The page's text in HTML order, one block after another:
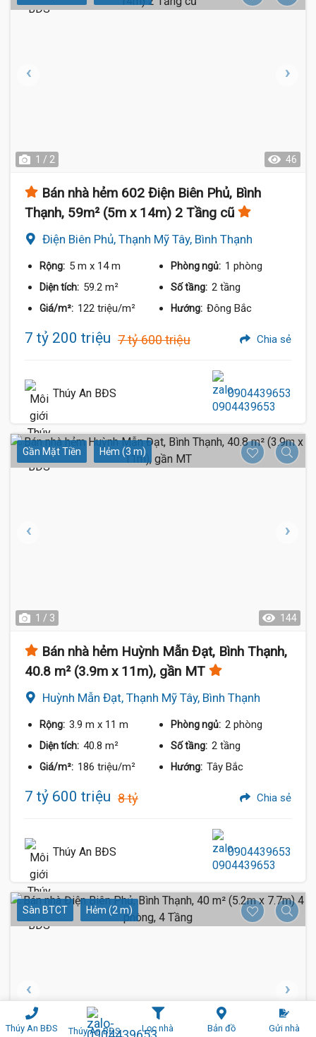
Thúy An BĐS Thúy An BĐS Lọc nhà Bản đồ Gửi nhà
1 / 2 46
Bán nhà hẻm 602 Điện Biên Phủ, Bình
Thạnh, 59m² (5m x 14m) 2 Tầng cũ
Điện Biên Phủ, Thạnh Mỹ Tây, Bình Thạnh
Rộng: 5 m x 14 m Phòng ngủ: 1 phòng
Diện tích: 59.2 m² Số tầng: 2 tầng
Giá/m²: 122 triệu/m² Hướng: Đông Bắc
7 tỷ 200 triệu 7 tỷ 600 triệu Chia sẻ
Thúy An BĐS 0904439653
Gần Mặt Tiền Hẻm (3 m)
1 / 3 144
Bán nhà hẻm Huỳnh Mẫn Đạt, Bình Thạnh,
40.8 m² (3.9m x 11m), gần MT
Huỳnh Mẫn Đạt, Thạnh Mỹ Tây, Bình Thạnh
Rộng: 3.9 m x 11 m Phòng ngủ: 2 phòng
Diện tích: 40.8 m² Số tầng: 2 tầng
Giá/m²: 186 triệu/m² Hướng: Tây Bắc
7 tỷ 600 triệu 8 tỷ Chia sẻ
Thúy An BĐS 0904439653
Sàn BTCT Hẻm (2 m)